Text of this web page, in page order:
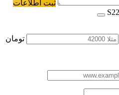
ثبت اطلاعات
تومان